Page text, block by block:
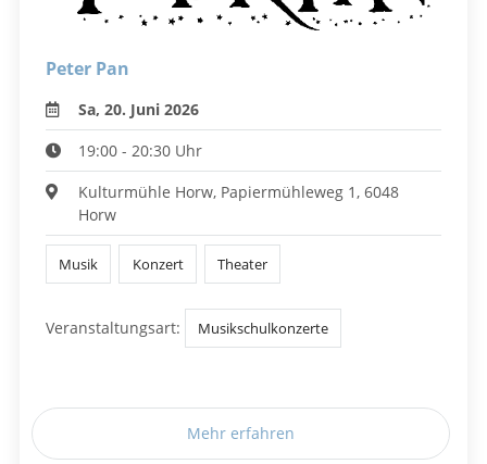
Peter Pan
Sa, 20. Juni 2026
19:00 - 20:30 Uhr
Kulturmühle Horw, Papiermühleweg 1, 6048
Horw
Musik Konzert Theater
Veranstaltungsart: Musikschulkonzerte
Mehr erfahren